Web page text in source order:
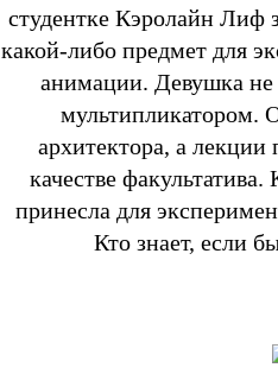
студентке Кэролайн Лиф
какой-либо предмет для
анимации. Девушка не
мультипликатором.
архитектора, а
качестве
принесла для
Кто знает, если